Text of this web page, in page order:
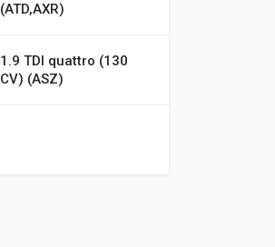
(ATD,AXR)
1.9 TDI quattro (130
CV) (ASZ)